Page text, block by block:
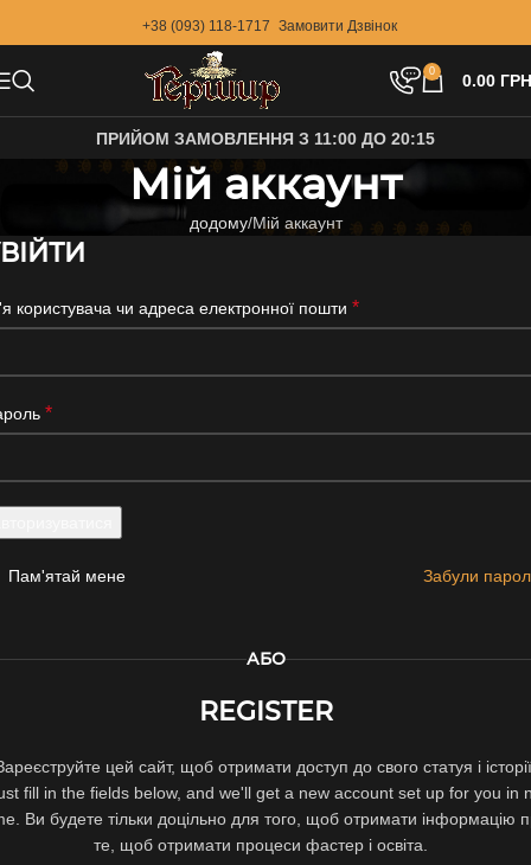
+38 (093) 118-1717 Замовити Дзвінок
0 0.00
ПРИЙОМ ЗАМОВЛЕННЯ З 11:00 ДО 20:15
Мій аккаунт
додому Мій аккаунт
користувача чи адреса електронної пошти *
*
Забули
Пам'ятай мене
АБО
REGISTER
цей сайт, щоб отримати доступ до свого статуя і
fill in the fields below, and we'll get a new account set up for you in
Ви будете тільки доцільно для того, щоб отримати інформацію
те, щоб отримати процеси фастер і освіта.